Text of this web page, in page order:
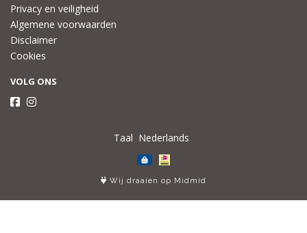
Privacy en veiligheid
Algemene voorwaarden
Disclaimer
Cookies
VOLG ONS
Taal
Wij draaien op Midmid